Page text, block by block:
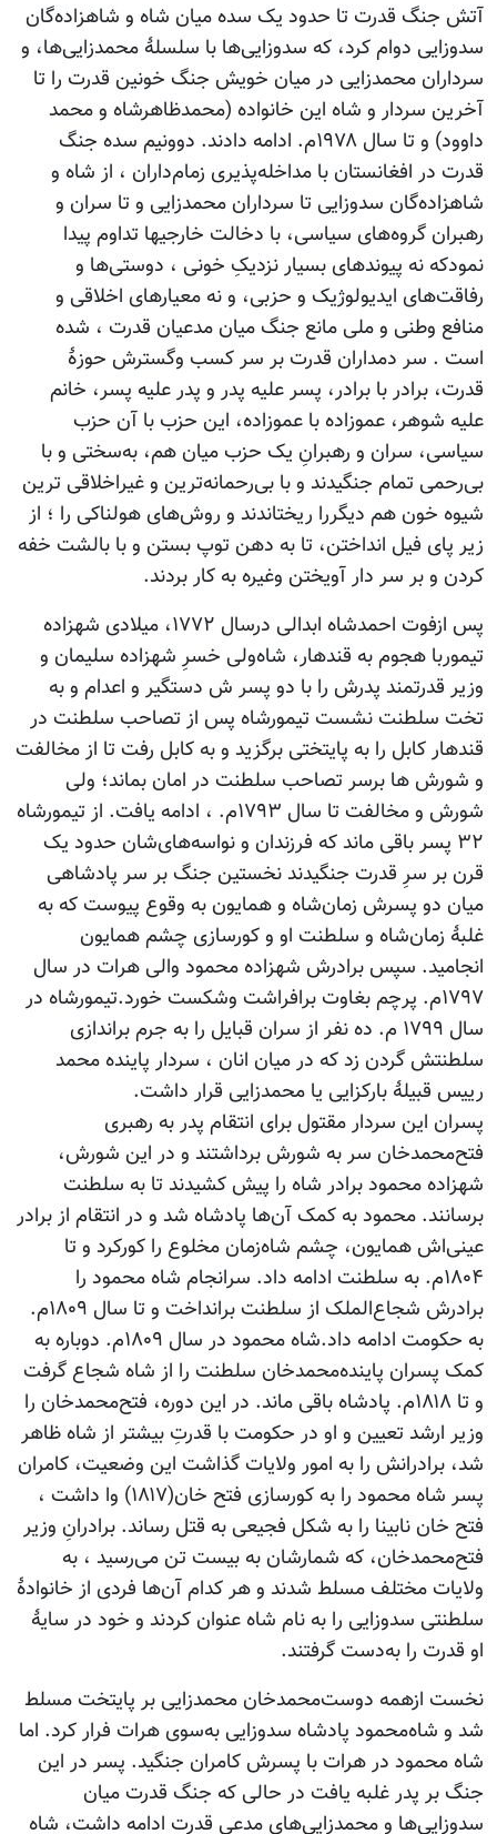
آتش جنگ قدرت تا حدود یک سده میان شاه و شاهزاده‌گان
سدوزایی دوام کرد، که سدوزایی‌ها با سلسلۀ محمدزایی‌ها، و
سرداران محمدزایی در میان خویش جنگ خونین قدرت را تا
آخرین سردار و شاه این خانواده (محمدظاهرشاه و محمد
داوود) و تا سال ۱۹۷۸م. ادامه دادند. دوونیم سده جنگ
قدرت در افغانستان با مداخله‌پذیری زمام‌داران ، از شاه و
شاهزاده‌گان سدوزایی تا سرداران محمدزایی و تا سران و
رهبران گروه‌های سیاسی، با دخالت خارجیها تداوم پیدا
نمودکه نه پیوندهای بسیار نزدیکِ خونی ، دوستی‌ها و
رفاقت‌های ایدیولوژیک و حزبی، و نه معیارهای اخلاقی و
منافع وطنی و ملی مانع جنگ میان مدعیان قدرت ، شده
است . سر دمداران قدرت بر سر کسب وگسترش حوزۀ
قدرت، برادر با برادر، پسر علیه پدر و پدر علیه پسر، خانم
علیه شوهر، عموزاده با عموزاده، این حزب با آن حزب
سیاسی، سران و رهبرانِ یک حزب میان هم، به‌سختی و با
بی‌رحمی تمام جنگیدند و با بی‌رحمانه‌ترین و غیراخلاقی ترین
شیوه خون هم دیگررا ریختاندند و روش‌های هولناکی را ؛ از
زیر پای فیل انداختن، تا به دهن توپ بستن و با بالشت خفه
کردن و بر سر دار آویختن وغیره به کار بردند.
پس ازفوت احمدشاه ابدالی درسال ۱۷۷۲، میلادی شهزاده
تیموربا هجوم به قندهار، شاه‌ولی خسرِ شهزاده سلیمان و
وزیر قدرتمند پدرش را با دو پسر ش دستگیر و اعدام و به
تخت سلطنت نشست تیمورشاه پس از تصاحب سلطنت در
قندهار کابل را به پایتختی برگزید و به کابل رفت تا از مخالفت
و شورش ‌ها برسر تصاحب سلطنت در امان بماند؛ ولی
شورش و مخالفت تا سال ۱۷۹۳م. ، ادامه یافت. از تیمورشاه
۳۲ پسر باقی ماند که فرزندان و نواسه‌های‌شان حدود یک
قرن بر سرِ قدرت جنگیدند نخستین جنگ بر سر پادشاهی
میان دو پسرش زمان‌شاه و همایون به وقوع پیوست که به
غلبۀ زمان‌شاه و سلطنت او و کورسازی چشم همایون
انجامید. سپس برادرش شهزاده محمود والی هرات در سال
۱۷۹۷م. پرچم بغاوت برافراشت وشکست خورد.تیمورشاه در
سال ۱۷۹۹ م. ده نفر از سران قبایل را به جرم براندازی
سلطنتش گردن زد که در میان انان ، سردار پاینده محمد
رییس قبیلۀ بارکزایی یا محمدزایی قرار داشت.
پسران این سردار مقتول برای انتقام پدر به رهبری
فتح‌محمدخان سر به شورش برداشتند و در این شورش،
شهزاده محمود برادر شاه را پیش کشیدند تا به سلطنت
برسانند. محمود به کمک آن‌ها پادشاه شد و در انتقام از برادر
عینی‌اش همایون، چشم شاه‌زمان مخلوع را کورکرد و تا
۱۸۰۴م. به سلطنت ادامه داد. سرانجام شاه محمود را
برادرش شجاع‌الملک از سلطنت برانداخت و تا سال ۱۸۰۹م.
به حکومت ادامه داد.شاه محمود در سال ۱۸۰۹م. دوباره به
کمک پسران پاینده‌محمدخان سلطنت را از شاه شجاع گرفت
و تا ۱۸۱۸م. پادشاه باقی ماند. در این دوره، فتح‌محمدخان را
وزیر ارشد تعیین و او در حکومت با قدرتِ بیشتر از شاه ظاهر
شد، برادرانش را به امور ولایات گذاشت این وضعیت، کامران
پسر شاه محمود را به کورسازی فتح خان(۱۸۱۷) وا داشت ،
فتح خان نابینا را به شکل فجیعی به قتل رساند. برادرانِ وزیر
فتح‌محمدخان، که شمارشان به بیست تن می‌رسید ، به
ولایات مختلف مسلط شدند و هر کدام آن‌ها فردی از خانوادۀ
سلطنتی سدوزایی را به نام شاه عنوان کردند و خود در سایۀ
او قدرت را به‌دست گرفتند.
نخست ازهمه دوست‌محمدخان محمدزایی بر پایتخت مسلط
شد و شاه‌محمود پادشاه سدوزایی به‌سوی هرات فرار کرد. اما
شاه محمود در هرات با پسرش کامران جنگید. پسر در این
جنگ بر پدر غلبه یافت در حالی که جنگ قدرت میان
سدوزایی‌ها و محمدزایی‌های مدعی قدرت ادامه داشت، شاه